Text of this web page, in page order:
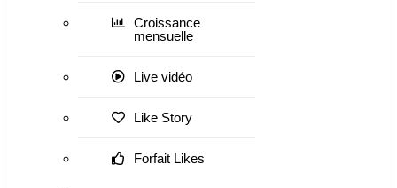
Croissance
mensuelle
Live vidéo
Like Story
Forfait Likes